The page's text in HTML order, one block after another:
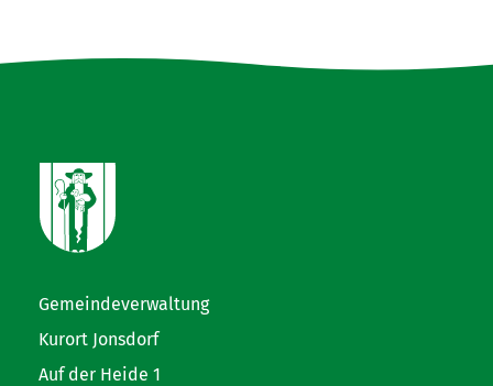
Gemeindeverwaltung
Kurort Jonsdorf
Auf der Heide 1